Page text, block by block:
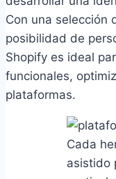
Con una selección
posibilidad de
Shopify es ideal
funcionales,
plataformas.
Cada
asistido